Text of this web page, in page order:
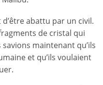
abattu par un civil.
de cristal qui
maintenant qu’ils
et qu’ils voulaient